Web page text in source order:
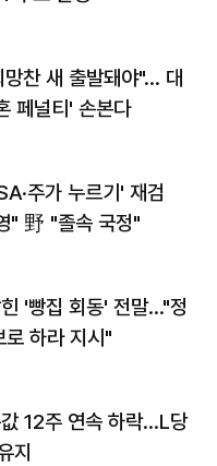
찬 새 출발돼야"… 대
페널티' 손본다
주가 누르기' 재검
" 野 "졸속 국정"
'빵집 회동' 전말…"정
로 하라 지시"
12주 연속 하락…L당
지